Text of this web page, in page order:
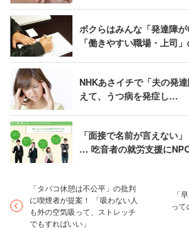
キャリコネであの有名企業
「年収」「残業」
＞＞有名企業の２０代平均年収
＞＞有名企業の３０代平均年収
＞＞人気職種別 最高年収ランキ
ボクらはみんな「発達障
「働きやすい職場・上司
NHKあさイチで「夫の発
えて、うつ病を発症し…
「面接で名前が言えない
… 吃音者の就労支援に
「タバコ休憩は不公平」の批判
に喫煙者が提案！ 「吸わない人
も外の空気吸って、ストレッチ
でもすればいい」
「
って